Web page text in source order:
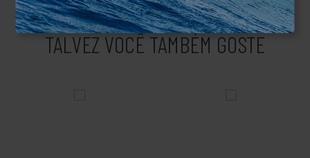
TALVEZ VOCÊ TAMBÉM GOSTE